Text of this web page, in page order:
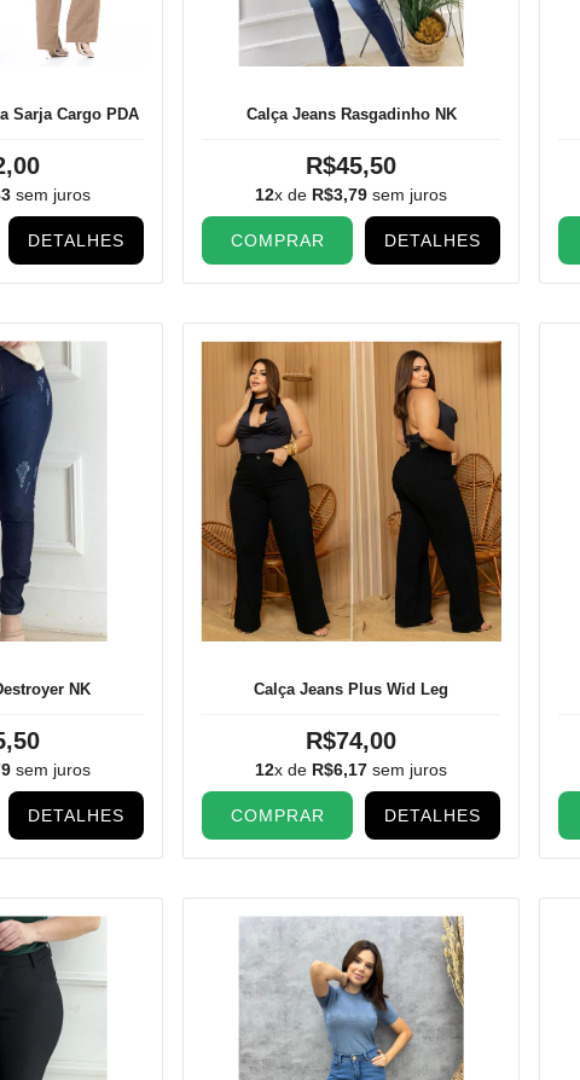
Sarja Cargo PDA
sem juros
DETALHES
Calça Jeans Rasgadinho NK
R$45,50
12x de R$3,79 sem juros
COMPRAR DETALHES
NK
sem juros
DETALHES
Calça Jeans Plus Wid Leg
R$74,00
12x de R$6,17 sem juros
COMPRAR DETALHES